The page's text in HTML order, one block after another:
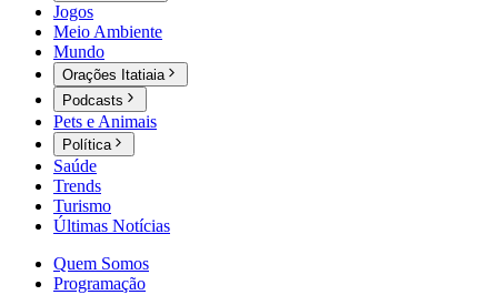
Jogos
Meio Ambiente
Mundo
Orações Itatiaia
Podcasts
Pets e Animais
Política
Saúde
Trends
Turismo
Últimas Notícias
Quem Somos
Programação